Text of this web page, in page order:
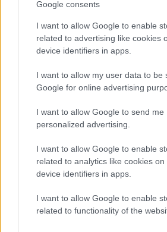
Google consents
I want to allow Google to enable
related to advertising like cookies
device identifiers in apps.
I want to allow my user data to be
Google for online advertising
I want to allow Google to send me
personalized advertising.
I want to allow Google to enable
related to analytics like cookies on
device identifiers in apps.
I want to allow Google to enable
related to functionality of the
νέα F-16 στην Τουρκία.
θεωρούν ότι δεν πρέπει να
αεροπλάνα από την Αμερική
πρόκειται να παραλάβει
που δεν είναι υπέρ της
δεχθεί, θα απογυμνωθεί
περιμένοντας το πότε θα
Αμερική καινούρια.
Ανησυχία για την